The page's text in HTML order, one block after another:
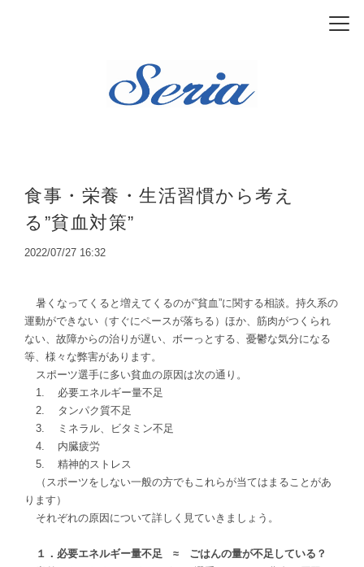
食事・栄養・生活習慣から考え
る”貧血対策”
2022/07/27 16:32
暑くなってくると増えてくるのが”貧血”に関する相談。持久系の
運動ができない（すぐにペースが落ちる）ほか、筋肉がつくられ
ない、故障からの治りが遅い、ボーっとする、憂鬱な気分になる
等、様々な弊害があります。
スポーツ選手に多い貧血の原因は次の通り。
1. 必要エネルギー量不足
2. タンパク質不足
3. ミネラル、ビタミン不足
4. 内臓疲労
5. 精神的ストレス
（スポーツをしない一般の方でもこれらが当てはまることがあ
ります）
それぞれの原因について詳しく見ていきましょう。
１．必要エネルギー量不足 ≈ ごはんの量が不足している？